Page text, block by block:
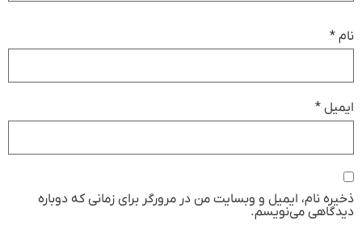
نام *
ایمیل *
ذخیره نام، ایمیل و وبسایت من در مرورگر برای زمانی که دوباره
دیدگاهی می‌نویسم.